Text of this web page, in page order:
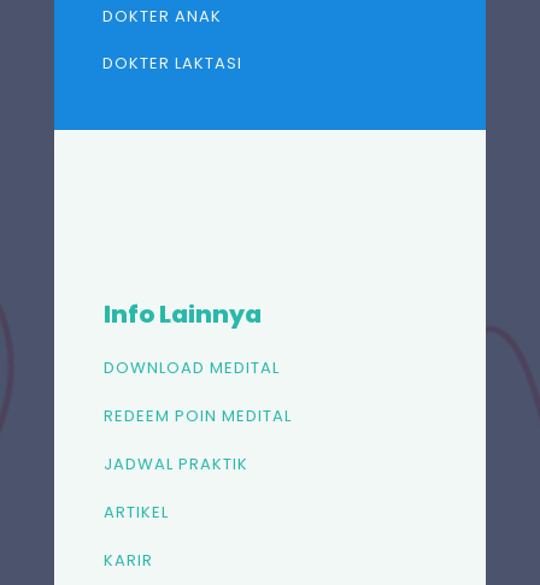
DOKTER ANAK
DOKTER LAKTASI
Info Lainnya
DOWNLOAD MEDITAL
REDEEM POIN MEDITAL
JADWAL PRAKTIK
ARTIKEL
KARIR